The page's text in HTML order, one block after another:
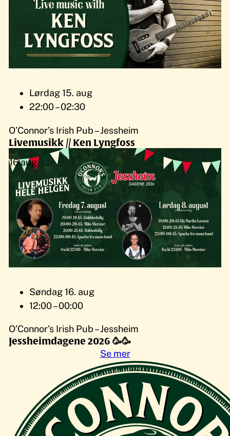
Lørdag 15. aug
22:00 – 02:30
O’Connor’s Irish Pub – Jessheim
Livemusikk // Ken Lyngfoss
16aug
Søndag 16. aug
12:00 – 00:00
O’Connor’s Irish Pub – Jessheim
Jessheimdagene 2026 🥳🥳
Se mer